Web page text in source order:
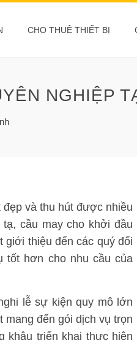
CHO THUÊ THIẾT BỊ
NGHIỆP
và thu hút được nhiều
cầu may cho khởi đầu
giới thiệu đến các quý đối
tốt hơn cho nhu cầu của
lễ sự kiện quy mô lớn
mang đến gói dịch vụ trọn
khâu triển khai thực hiện